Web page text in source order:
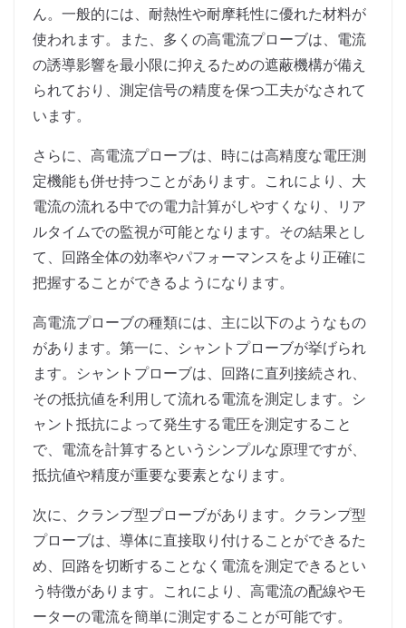
ん。一般的には、耐熱性や耐摩耗性に優れた材料が
使われます。また、多くの高電流プローブは、電流
の誘導影響を最小限に抑えるための遮蔽機構が備え
られており、測定信号の精度を保つ工夫がなされて
います。
さらに、高電流プローブは、時には高精度な電圧測
定機能も併せ持つことがあります。これにより、大
電流の流れる中での電力計算がしやすくなり、リア
ルタイムでの監視が可能となります。その結果とし
て、回路全体の効率やパフォーマンスをより正確に
把握することができるようになります。
高電流プローブの種類には、主に以下のようなもの
があります。第一に、シャントプローブが挙げられ
ます。シャントプローブは、回路に直列接続され、
その抵抗値を利用して流れる電流を測定します。シ
ャント抵抗によって発生する電圧を測定すること
で、電流を計算するというシンプルな原理ですが、
抵抗値や精度が重要な要素となります。
次に、クランプ型プローブがあります。クランプ型
プローブは、導体に直接取り付けることができるた
め、回路を切断することなく電流を測定できるとい
う特徴があります。これにより、高電流の配線やモ
ーターの電流を簡単に測定することが可能です。